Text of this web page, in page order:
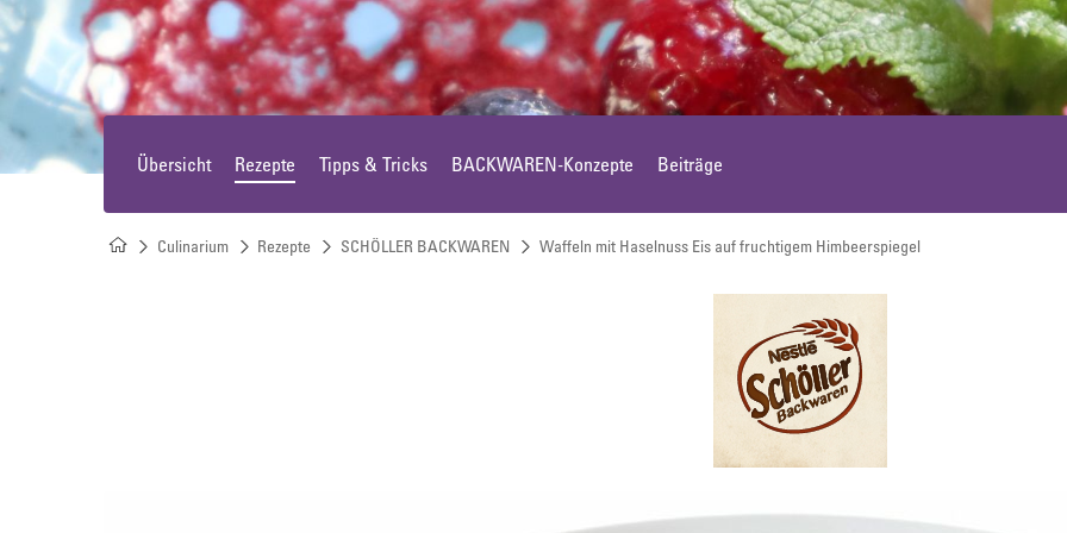
Offeneis Eis für Zuhause
Eiswürfel
Rundkuchen & Plattenkuchen Laugengebäck
Süßes Kleingebäck Brot, Körberl & Baguettes
Pizzen & Pikante Snacks
Übersicht Rezepte Tipps & Tricks BACKWAREN-Konzepte Beiträge
Culinarium Rezepte SCHÖLLER BACKWAREN Waffeln mit Haselnuss Eis auf fruchtigem Himbeerspiegel